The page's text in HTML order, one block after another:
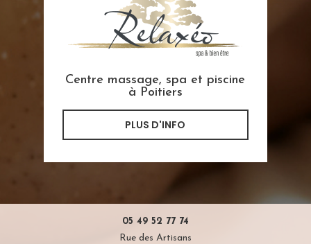
Centre massage, spa et piscine
à Poitiers
PLUS D'INFO
05 49 52 77 74
Rue des Artisans